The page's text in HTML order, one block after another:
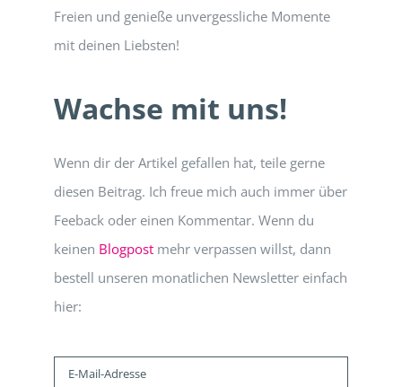
Freien und genieße unvergessliche Momente
mit deinen Liebsten!
Wachse mit uns!
Wenn dir der Artikel gefallen hat, teile gerne
diesen Beitrag. Ich freue mich auch immer über
Feeback oder einen Kommentar. Wenn du
keinen Blogpost mehr verpassen willst, dann
bestell unseren monatlichen Newsletter einfach
hier: